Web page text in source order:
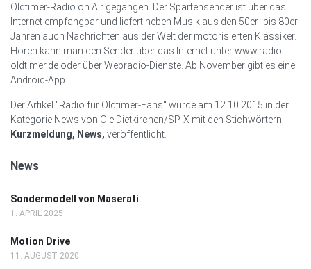
Oldtimer-Radio on Air gegangen. Der Spartensender ist über das
Internet empfangbar und liefert neben Musik aus den 50er- bis 80er-
Jahren auch Nachrichten aus der Welt der motorisierten Klassiker.
Hören kann man den Sender über das Internet unter www.radio-
oldtimer.de oder über Webradio-Dienste. Ab November gibt es eine
Android-App.
Der Artikel "Radio für Oldtimer-Fans" wurde am 12.10.2015 in der
Kategorie News von Ole Dietkirchen/SP-X mit den Stichwörtern
Kurzmeldung, News, veröffentlicht.
News
Sondermodell von Maserati
1. APRIL 2025
Motion Drive
11. AUGUST 2020